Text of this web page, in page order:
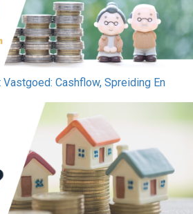
Cashflow, Spreiding En